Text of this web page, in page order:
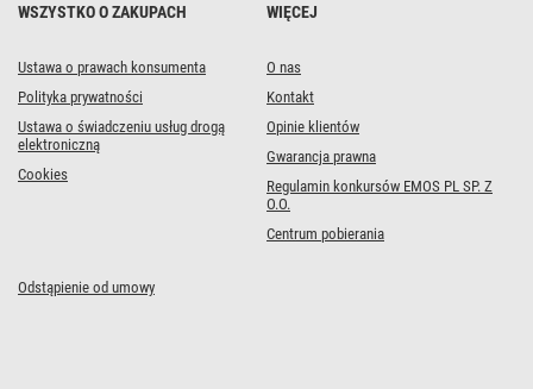
WSZYSTKO O ZAKUPACH
Ustawa o prawach konsumenta
Polityka prywatności
Ustawa o świadczeniu usług drogą
elektroniczną
Cookies
WIĘCEJ
O nas
Kontakt
Opinie klientów
Gwarancja prawna
Regulamin konkursów EMOS PL SP. Z
O.O.
Centrum pobierania
Odstąpienie od umowy